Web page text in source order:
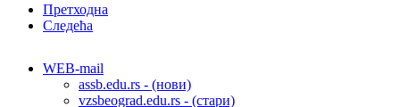
Претходна
Следећа
WEB-mail
assb.edu.rs - (нови)
vzsbeograd.edu.rs - (стари)